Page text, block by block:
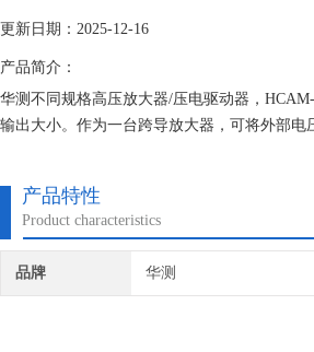
更新日期：2025-12-16
产品简介：
华测不同规格高压放大器/压电驱动器，
输出大小。作为一台跨导放大器，可将外部
产品特性
Product characteristics
品牌 华测